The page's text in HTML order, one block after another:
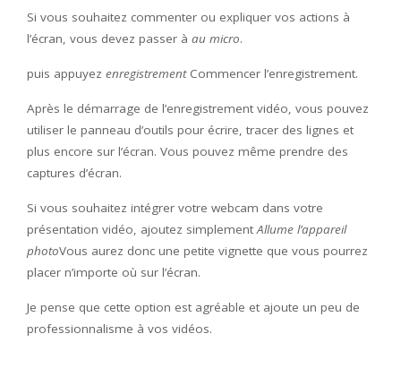
Si vous souhaitez commenter ou expliquer vos actions à
l’écran, vous devez passer à au micro.
puis appuyez enregistrementCommencer l’enregistrement.
Après le démarrage de l’enregistrement vidéo, vous pouvez
utiliser le panneau d’outils pour écrire, tracer des lignes et
plus encore sur l’écran. Vous pouvez même prendre des
captures d’écran.
Si vous souhaitez intégrer votre webcam dans votre
présentation vidéo, ajoutez simplementAllume l’appareil
photoVous aurez donc une petite vignette que vous pourrez
placer n’importe où sur l’écran.
Je pense que cette option est agréable et ajoute un peu de
professionnalisme à vos vidéos.